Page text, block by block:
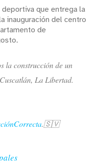
que entrega la
inauguración del centro
de
la construcción de un
La Libertad.
.🇸🇻